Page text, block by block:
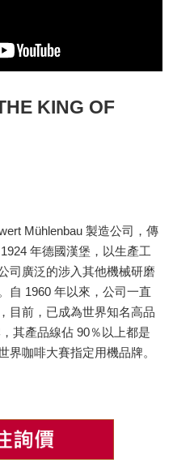
KING OF
Mühlenbau 製造公司，傳
年德國漢堡，以生產工
司廣泛的涉入其他機械研磨
自 1960 年以來，公司一直
目前，已成為世界知名高品
其產品線佔 90％以上都是
界咖啡大賽指定用機品牌。